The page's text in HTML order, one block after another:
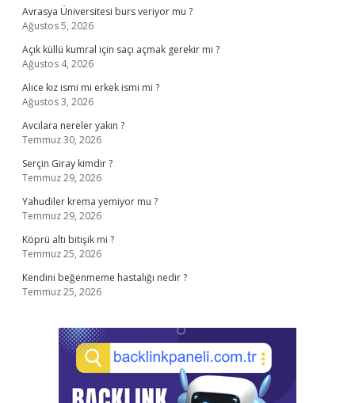
Avrasya Üniversitesi burs veriyor mu ?
Ağustos 5, 2026
Açık küllü kumral için saçı açmak gerekir mi ?
Ağustos 4, 2026
Alice kız ismi mi erkek ismi mi ?
Ağustos 3, 2026
Avcılara nereler yakın ?
Temmuz 30, 2026
Serçin Giray kimdir ?
Temmuz 29, 2026
Yahudiler krema yemiyor mu ?
Temmuz 29, 2026
Köprü altı bitişik mi ?
Temmuz 25, 2026
Kendini beğenmeme hastalığı nedir ?
Temmuz 25, 2026